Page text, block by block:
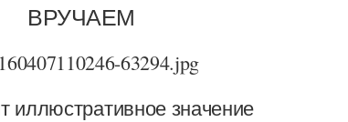
ВРУЧАЕМ
иллюстративное значение